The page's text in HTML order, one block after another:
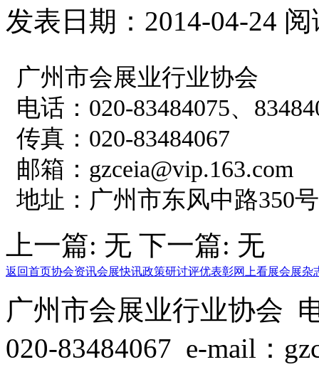
发表日期：2014-04-24
广州市会展业行业协会
电话：020-83484075、
传真：020-83484067
邮箱：gzceia@vip.163.com
地址：广州市东风中路350
上一篇: 无 下一篇: 无
返回首页协会资讯会展快讯政策研讨评优表彰网上看展会展杂
广州市会展业行业协会
020-83484067 e-mail：